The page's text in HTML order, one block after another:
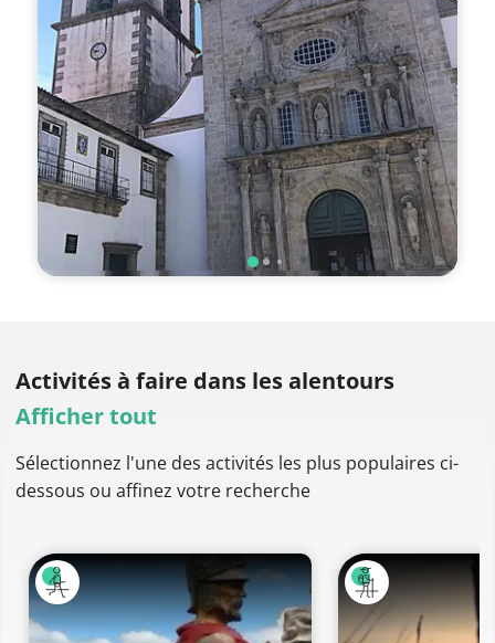
Activités à faire dans les alentours
Afficher tout
Sélectionnez l'une des activités les plus populaires ci-
dessous ou affinez votre recherche